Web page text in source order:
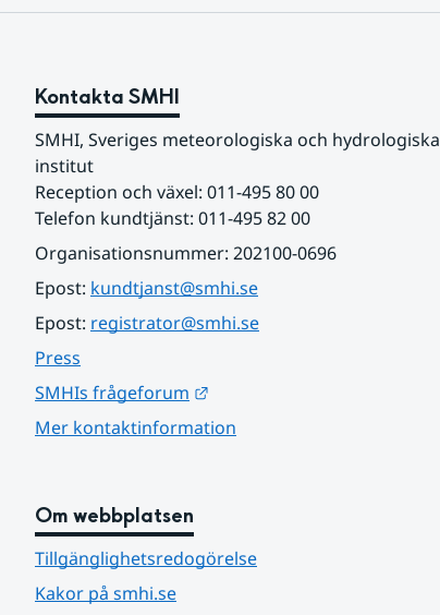
Kontakta SMHI
SMHI, Sveriges meteorologiska och hydrologiska
institut
Reception och växel: 011-495 80 00
Telefon kundtjänst: 011-495 82 00
Organisationsnummer: 202100-0696
Epost: kundtjanst@smhi.se
Epost: registrator@smhi.se
Press
SMHIs frågeforum
Mer kontaktinformation
Om webbplatsen
Tillgänglighetsredogörelse
Kakor på smhi.se